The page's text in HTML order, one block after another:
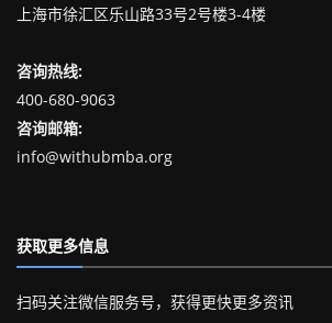
上海市徐汇区乐山路33号2号楼3-4楼
咨询热线:
400-680-9063
咨询邮箱:
info@withubmba.org
获取更多信息
扫码关注微信服务号，获得更快更多资讯